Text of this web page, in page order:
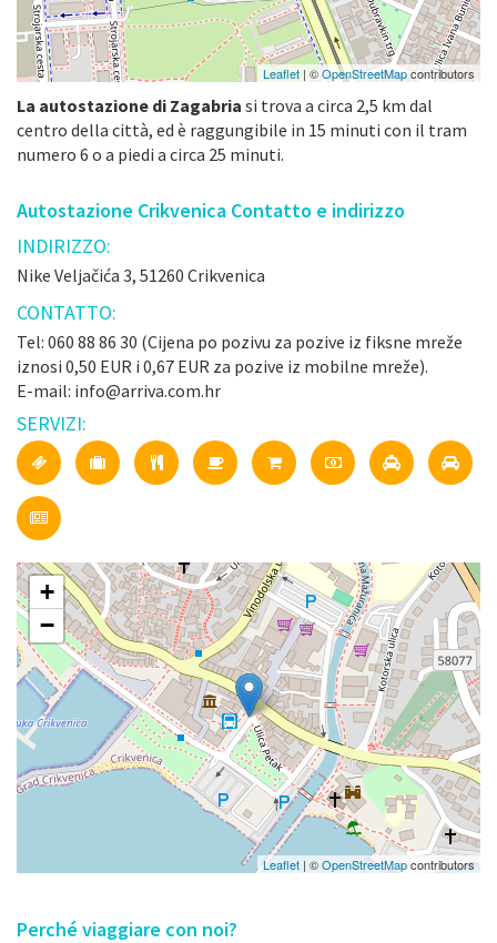
Leaflet | ©OpenStreetMapcontributors
La autostazione di Zagabria si trova a circa 2,5 km dal
centro della città, ed è raggungibile in 15 minuti con il tram
numero 6 o a piedi a circa 25 minuti.
Autostazione Crikvenica Contatto e indirizzo
INDIRIZZO:
Nike Veljačića 3, 51260 Crikvenica
CONTATTO:
Tel: 060 88 86 30 (Cijena po pozivu za pozive iz fiksne mreže
iznosi 0,50 EUR i 0,67 EUR za pozive iz mobilne mreže).
E-mail: info@arriva.com.hr
SERVIZI:
+
−
Leaflet | ©OpenStreetMapcontributors
Perché viaggiare con noi?